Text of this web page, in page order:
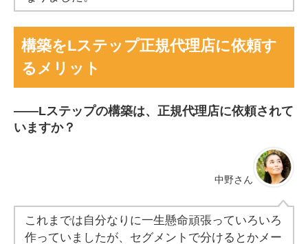
構築をLステップ正規代理店に依頼す
るメリット
――Lステップの構築は、正規代理店に依頼されて
いますか？
中野さん
これまでは自分なりに一生懸命頑張っていろいろ
作っていましたが、セグメントで分けるとかメー